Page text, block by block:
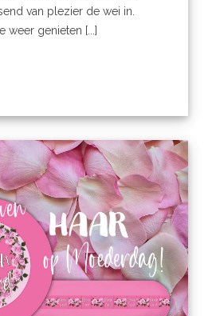
van plezier de wei in.
weer genieten [...]